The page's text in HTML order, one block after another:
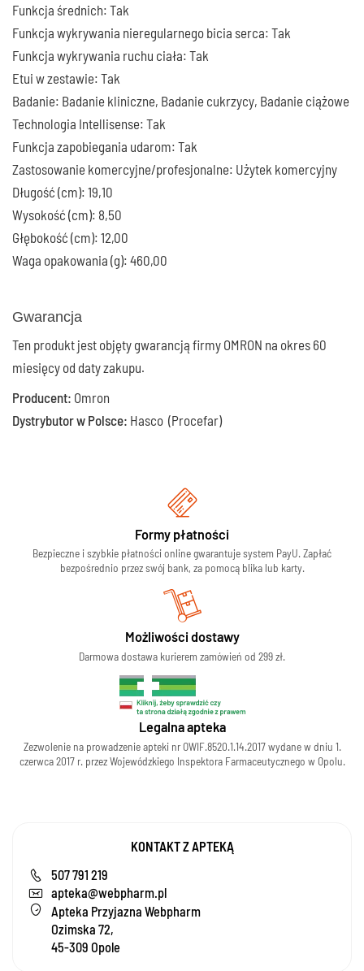
Funkcja średnich: Tak
Funkcja wykrywania nieregularnego bicia serca: Tak
Funkcja wykrywania ruchu ciała: Tak
Etui w zestawie: Tak
Badanie: Badanie kliniczne, Badanie cukrzycy, Badanie ciążowe
Technologia Intellisense: Tak
Funkcja zapobiegania udarom: Tak
Zastosowanie komercyjne/profesjonalne: Użytek komercyjny
Długość (cm): 19,10
Wysokość (cm): 8,50
Głębokość (cm): 12,00
Waga opakowania (g): 460,00
Gwarancja
Ten produkt jest objęty gwarancją firmy OMRON na okres 60
miesięcy od daty zakupu.
Producent: Omron
Dystrybutor w Polsce: Hasco (Procefar)
Formy płatności
Bezpieczne i szybkie płatności online gwarantuje system PayU. Zapłać
bezpośrednio przez swój bank, za pomocą blika lub karty.
Możliwości dostawy
Darmowa dostawa kurierem zamówień od 299 zł.
Legalna apteka
Zezwolenie na prowadzenie apteki nr OWIF.8520.1.14.2017 wydane w dniu 1.
czerwca 2017 r. przez Wojewódzkiego Inspektora Farmaceutycznego w Opolu.
KONTAKT Z APTEKĄ
507 791 219
apteka@webpharm.pl
Apteka Przyjazna Webpharm
Ozimska 72,
45-309 Opole